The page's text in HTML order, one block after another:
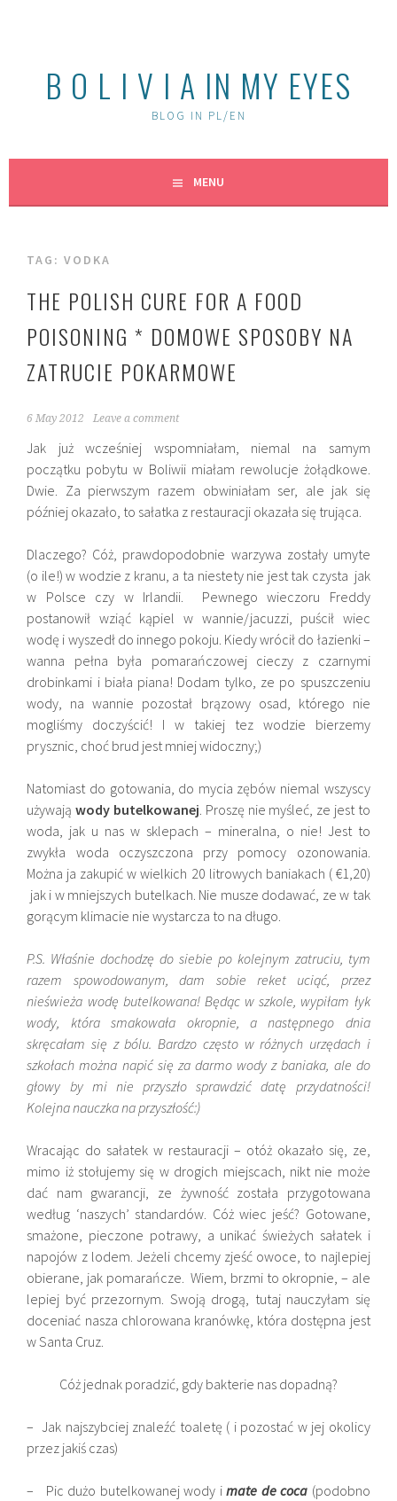
B O L I V I A IN MY EYES
BLOG IN PL/EN
MENU
TAG:VODKA
THE POLISH CURE FOR A FOOD
POISONING * DOMOWE SPOSOBY NA
ZATRUCIE POKARMOWE
6 May 2012 Leave a comment
Jak już wcześniej wspomniałam, niemal na samym
początku pobytu w Boliwii miałam rewolucje żołądkowe.
Dwie. Za pierwszym razem obwiniałam ser, ale jak się
później okazało, to sałatka z restauracji okazała się trująca.
Dlaczego? Cóż, prawdopodobnie warzywa zostały umyte
(o ile!) w wodzie z kranu, a ta niestety nie jest tak czysta jak
w Polsce czy w Irlandii. Pewnego wieczoru Freddy
postanowił wziąć kąpiel w wannie/jacuzzi, puścił wiec
wodę i wyszedł do innego pokoju. Kiedy wrócił do łazienki –
wanna pełna była pomarańczowej cieczy z czarnymi
drobinkami i biała piana! Dodam tylko, ze po spuszczeniu
wody, na wannie pozostał brązowy osad, którego nie
mogliśmy doczyścić! I w takiej tez wodzie bierzemy
prysznic, choć brud jest mniej widoczny;)
Natomiast do gotowania, do mycia zębów niemal wszyscy
używająwody butelkowanej. Proszę nie myśleć, ze jest to
woda, jak u nas w sklepach – mineralna, o nie! Jest to
zwykła woda oczyszczona przy pomocy ozonowania.
Można ja zakupić w wielkich 20 litrowych baniakach ( €1,20)
jak i w mniejszych butelkach. Nie musze dodawać, ze w tak
gorącym klimacie nie wystarcza to na długo.
P.S. Właśnie dochodzę do siebie po kolejnym zatruciu, tym
razem spowodowanym, dam sobie reket uciąć, przez
nieświeża wodę butelkowana! Będąc w szkole, wypiłam łyk
wody, która smakowała okropnie, a następnego dnia
skręcałam się z bólu. Bardzo często w różnych urzędach i
szkołach można napić się za darmo wody z baniaka, ale do
głowy by mi nie przyszło sprawdzić datę przydatności!
Kolejna nauczka na przyszłość:)
Wracając do sałatek w restauracji – otóż okazało się, ze,
mimo iż stołujemy się w drogich miejscach, nikt nie może
dać nam gwarancji, ze żywność została przygotowana
według ‘naszych’ standardów. Cóż wiec jeść? Gotowane,
smażone, pieczone potrawy, a unikać świeżych sałatek i
napojów z lodem. Jeżeli chcemy zjeść owoce, to najlepiej
obierane, jak pomarańcze. Wiem, brzmi to okropnie, – ale
lepiej być przezornym. Swoją drogą, tutaj nauczyłam się
doceniać nasza chlorowana kranówkę, która dostępna jest
w Santa Cruz.
Cóż jednak poradzić, gdy bakterie nas dopadną?
– Jak najszybciej znaleźć toaletę ( i pozostać w jej okolicy
przez jakiś czas)
– Pic dużo butelkowanej wody imate de coca (podobno